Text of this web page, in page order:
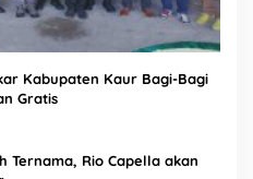
Kabupaten Kaur Bagi-Bagi
Gratis
Ternama, Rio Capella akan